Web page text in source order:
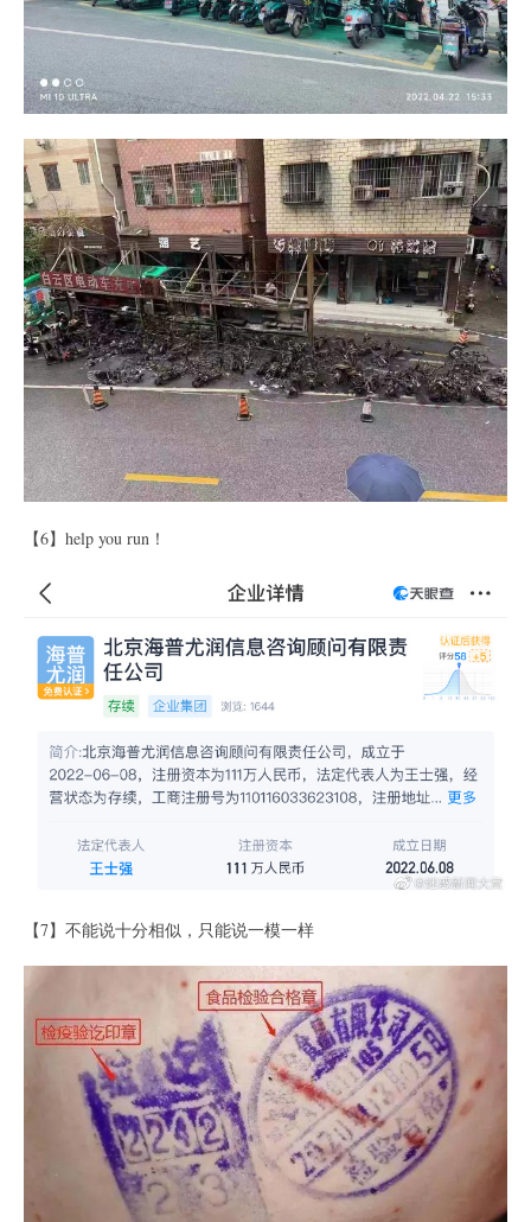
【6】help you run！
【7】不能说十分相似，只能说一模一样